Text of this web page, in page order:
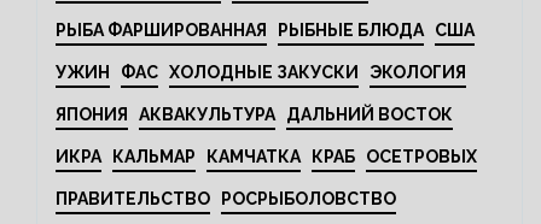
РЫБА ФАРШИРОВАННАЯ РЫБНЫЕ БЛЮДА США
УЖИН ФАС ХОЛОДНЫЕ ЗАКУСКИ ЭКОЛОГИЯ
ЯПОНИЯ АКВАКУЛЬТУРА ДАЛЬНИЙ ВОСТОК
ИКРА КАЛЬМАР КАМЧАТКА КРАБ ОСЕТРОВЫХ
ПРАВИТЕЛЬСТВО РОСРЫБОЛОВСТВО